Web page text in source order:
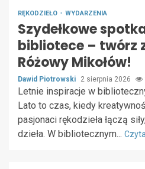
RĘKODZIEŁO WYDARZENIA
Szydełkowe
bibliotece – twórz
Różowy Mikołów!
Dawid Piotrowski 2 sierpnia 2026
Letnie inspiracje w
Lato to czas, kiedy
pasjonaci rękodzieła łączą
dzieła. W bibliotecznym...